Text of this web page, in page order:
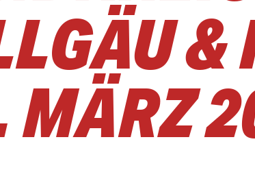
&
MÄRZ